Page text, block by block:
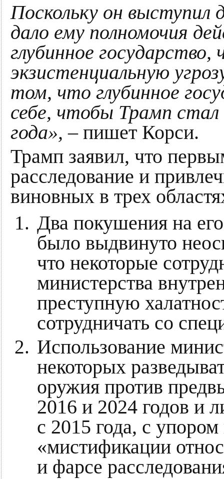
Поскольку он выступил
дало ему полномочия
глубинное
экзистенциальную
том, что глубинное
себе, чтобы Трамп стал
года», – пишет Корси.
Трамп заявил, что
расследование и
виновных в трех
Два покушения на
было выдвинуто
что некоторые
министерства
преступную
сотрудничать со
Использование
некоторых
оружия против
2016 и 2024 годов и
с 2015 года, с
«мистификации
и фарсе